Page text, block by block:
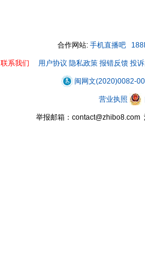
合作网站: 手机直播吧
联系我们 用户协议 隐私政策 报错反馈 投
闽网文(2020)0082-
营业执照
举报邮箱：